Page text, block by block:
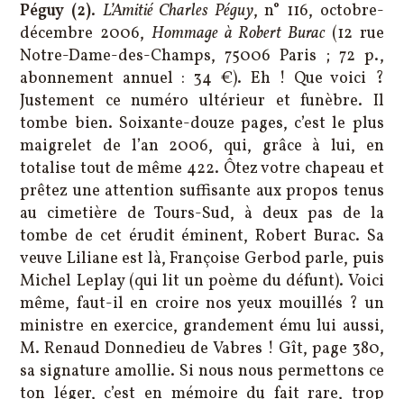
Péguy (2). L’Amitié Charles Péguy, n° 116, octobre-
décembre 2006, Hommage à Robert Burac (12 rue
Notre-Dame-des-Champs, 75006 Paris ; 72 p.,
abonnement annuel : 34 €). Eh ! Que voici ?
Justement ce numéro ultérieur et funèbre. Il
tombe bien. Soixante-douze pages, c’est le plus
maigrelet de l’an 2006, qui, grâce à lui, en
totalise tout de même 422. Ôtez votre chapeau et
prêtez une attention suffisante aux propos tenus
au cimetière de Tours-Sud, à deux pas de la
tombe de cet érudit éminent, Robert Burac. Sa
veuve Liliane est là, Françoise Gerbod parle, puis
Michel Leplay (qui lit un poème du défunt). Voici
même, faut-il en croire nos yeux mouillés ? un
ministre en exercice, grandement ému lui aussi,
M. Renaud Donnedieu de Vabres ! Gît, page 380,
sa signature amollie. Si nous nous permettons ce
ton léger, c’est en mémoire du fait rare, trop